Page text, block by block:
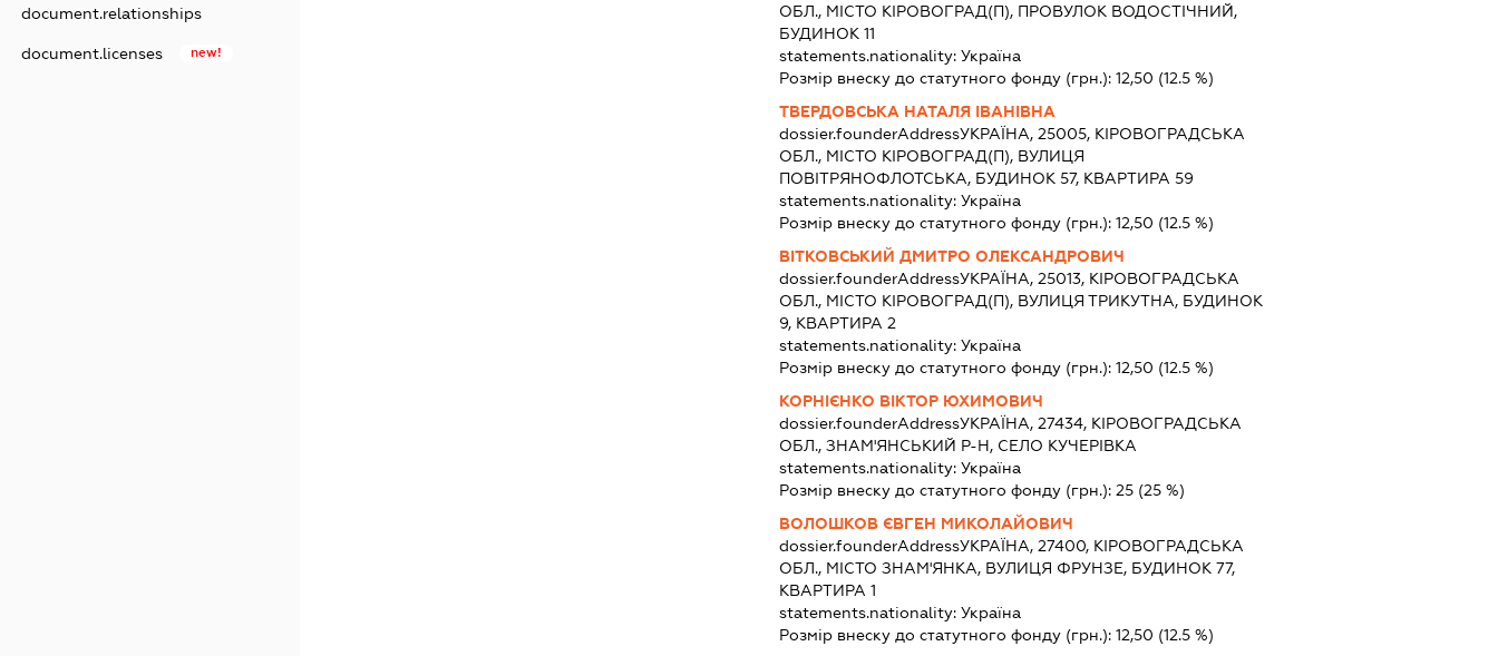
document.relationships
document.licenses new!
ОБЛ., МІСТО КІРОВОГРАД(П), ПРОВУЛОК ВОДОСТІЧНИЙ,
БУДИНОК 11
statements.nationality:Україна
Розмір внеску до статутного фонду (грн.):12,50 (12.5 %)
ТВЕРДОВСЬКА НАТАЛЯ ІВАНІВНА
dossier.founderAddressУКРАЇНА, 25005, КІРОВОГРАДСЬКА
ОБЛ., МІСТО КІРОВОГРАД(П), ВУЛИЦЯ
ПОВІТРЯНОФЛОТСЬКА, БУДИНОК 57, КВАРТИРА 59
statements.nationality:Україна
Розмір внеску до статутного фонду (грн.):12,50 (12.5 %)
ВІТКОВСЬКИЙ ДМИТРО ОЛЕКСАНДРОВИЧ
dossier.founderAddressУКРАЇНА, 25013, КІРОВОГРАДСЬКА
ОБЛ., МІСТО КІРОВОГРАД(П), ВУЛИЦЯ ТРИКУТНА, БУДИНОК
9, КВАРТИРА 2
statements.nationality:Україна
Розмір внеску до статутного фонду (грн.):12,50 (12.5 %)
КОРНІЄНКО ВІКТОР ЮХИМОВИЧ
dossier.founderAddressУКРАЇНА, 27434, КІРОВОГРАДСЬКА
ОБЛ., ЗНАМ'ЯНСЬКИЙ Р-Н, СЕЛО КУЧЕРІВКА
statements.nationality:Україна
Розмір внеску до статутного фонду (грн.):25 (25 %)
ВОЛОШКОВ ЄВГЕН МИКОЛАЙОВИЧ
dossier.founderAddressУКРАЇНА, 27400, КІРОВОГРАДСЬКА
ОБЛ., МІСТО ЗНАМ'ЯНКА, ВУЛИЦЯ ФРУНЗЕ, БУДИНОК 77,
КВАРТИРА 1
statements.nationality:Україна
Розмір внеску до статутного фонду (грн.):12,50 (12.5 %)